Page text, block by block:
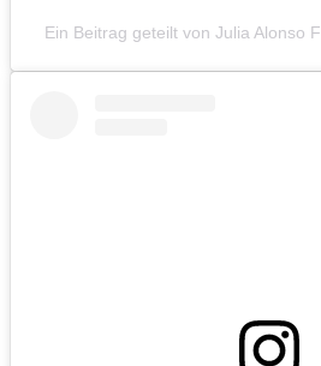
Ein Beitrag geteilt von Julia Alonso